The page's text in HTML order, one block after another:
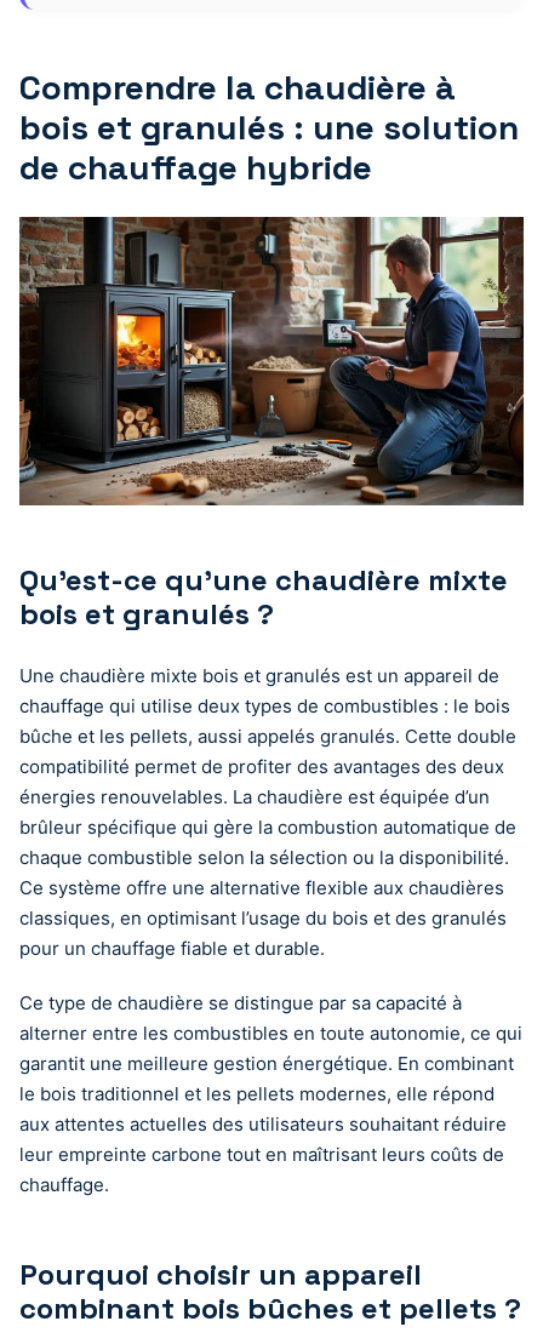
Comprendre la chaudière à
bois et granulés : une solution
de chauffage hybride
Qu’est-ce qu’une chaudière mixte
bois et granulés ?
Une chaudière mixte bois et granulés est un appareil de
chauffage qui utilise deux types de combustibles : le bois
bûche et les pellets, aussi appelés granulés. Cette double
compatibilité permet de profiter des avantages des deux
énergies renouvelables. La chaudière est équipée d’un
brûleur spécifique qui gère la combustion automatique de
chaque combustible selon la sélection ou la disponibilité.
Ce système offre une alternative flexible aux chaudières
classiques, en optimisant l’usage du bois et des granulés
pour un chauffage fiable et durable.
Ce type de chaudière se distingue par sa capacité à
alterner entre les combustibles en toute autonomie, ce qui
garantit une meilleure gestion énergétique. En combinant
le bois traditionnel et les pellets modernes, elle répond
aux attentes actuelles des utilisateurs souhaitant réduire
leur empreinte carbone tout en maîtrisant leurs coûts de
chauffage.
Pourquoi choisir un appareil
combinant bois bûches et pellets ?